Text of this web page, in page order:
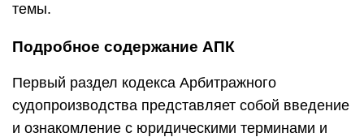
темы.
Подробное содержание АПК
Первый раздел кодекса Арбитражного
судопроизводства представляет собой введение
и ознакомление с юридическими терминами и